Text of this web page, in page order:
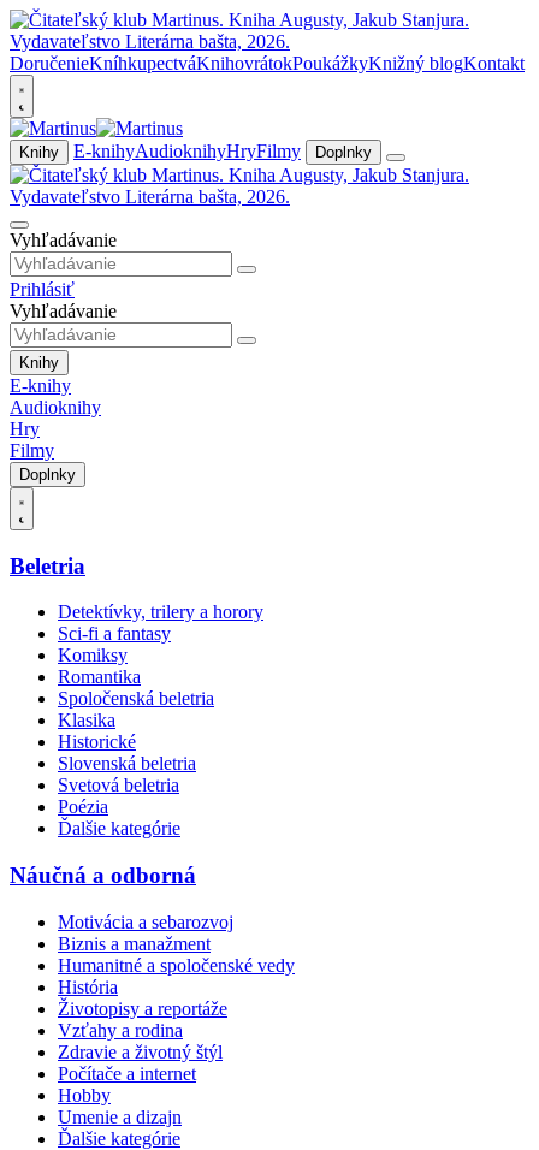
DoručenieKníhkupectváKnihovrátokPoukážkyKnižný blogKontakt
Knihy E-knihyAudioknihyHryFilmy Doplnky
Vyhľadávanie
Prihlásiť
Vyhľadávanie
Knihy
E-knihy
Audioknihy
Hry
Filmy
Doplnky
Beletria
Detektívky, trilery a horory
Sci-fi a fantasy
Komiksy
Romantika
Spoločenská beletria
Klasika
Historické
Slovenská beletria
Svetová beletria
Poézia
Ďalšie kategórie
Náučná a odborná
Motivácia a sebarozvoj
Biznis a manažment
Humanitné a spoločenské vedy
História
Životopisy a reportáže
Vzťahy a rodina
Zdravie a životný štýl
Počítače a internet
Hobby
Umenie a dizajn
Ďalšie kategórie